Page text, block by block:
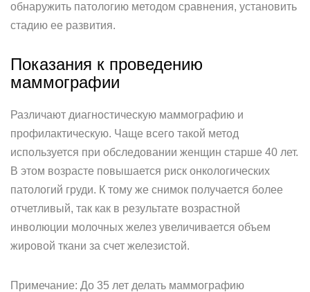
обнаружить патологию методом сравнения, установить
стадию ее развития.
Показания к проведению
маммографии
Различают диагностическую маммографию и
профилактическую. Чаще всего такой метод
используется при обследовании женщин старше 40 лет.
В этом возрасте повышается риск онкологических
патологий груди. К тому же снимок получается более
отчетливый, так как в результате возрастной
инволюции молочных желез увеличивается объем
жировой ткани за счет железистой.
Примечание: До 35 лет делать маммографию